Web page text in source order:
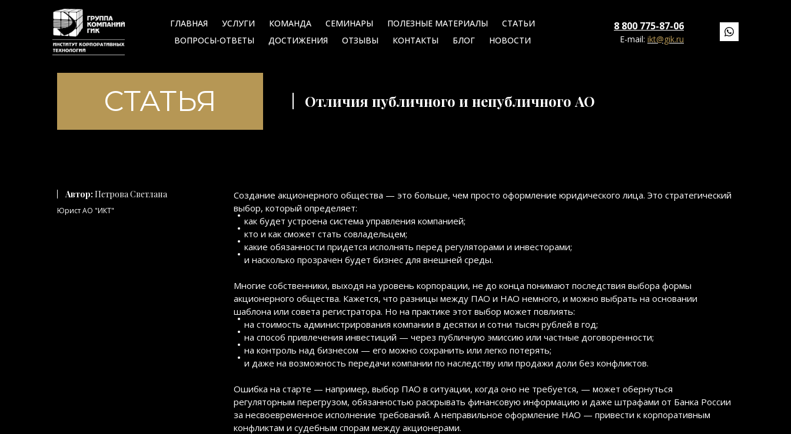
ГЛАВНАЯ УСЛУГИ КОМАНДА СЕМИНАРЫ ПОЛЕЗНЫЕ МАТЕРИАЛЫ
СТАТЬИ
ВОПРОСЫ-ОТВЕТЫ
ДОСТИЖЕНИЯ ОТЗЫВЫ КОНТАКТЫ БЛОГ НОВОСТИ
8 800 775-87-06
E-mail: ikt@gik.ru
СТАТЬЯ Отличия публичного и непубличного АО
Автор: Петрова Светлана
Юрист АО "ИКТ"
Создание акционерного общества — это больше, чем просто оформление юридического лица. Это стратегический
выбор, который определяет:
как будет устроена система управления компанией;
кто и как сможет стать совладельцем;
какие обязанности придется исполнять перед регуляторами и инвесторами;
и насколько прозрачен будет бизнес для внешней среды.
Многие собственники, выходя на уровень корпорации, не до конца понимают последствия выбора формы
акционерного общества. Кажется, что разницы между ПАО и НАО немного, и можно выбрать на основании
шаблона или совета регистратора. Но на практике этот выбор может повлиять:
на стоимость администрирования компании в десятки и сотни тысяч рублей в год;
на способ привлечения инвестиций — через публичную эмиссию или частные договоренности;
на контроль над бизнесом — его можно сохранить или легко потерять;
и даже на возможность передачи компании по наследству или продажи доли без конфликтов.
Ошибка на старте — например, выбор ПАО в ситуации, когда оно не требуется, — может обернуться
регуляторным перегрузом, обязанностью раскрывать финансовую информацию и даже штрафами от Банка России
за несвоевременное исполнение требований. А неправильное оформление НАО — привести к корпоративным
конфликтам и судебным спорам между акционерами.